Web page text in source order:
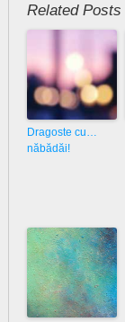
Related Posts
Dragoste cu…
năbădăi!